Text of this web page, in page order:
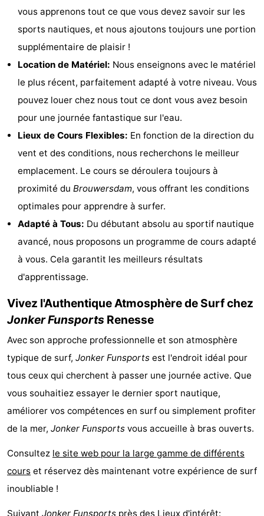
Haamstede
Résidence
Hof
Haamstede
Schouwse
Haert
Wijde
-
Village
Zeeuwse
Haamstede
Hôtels
Voir
faire
d'intérêt
-
Monuments
-
Églises
-
Points
Attractions
vous apprenons tout ce que vous devez savoir sur les
sports nautiques, et nous ajoutons toujours une portion
supplémentaire de plaisir !
Location de Matériel: Nous enseignons avec le matériel
le plus récent, parfaitement adapté à votre niveau. Vous
pouvez louer chez nous tout ce dont vous avez besoin
pour une journée fantastique sur l'eau.
Lieux de Cours Flexibles: En fonction de la direction du
vent et des conditions, nous recherchons le meilleur
emplacement. Le cours se déroulera toujours à
proximité du Brouwersdam, vous offrant les conditions
optimales pour apprendre à surfer.
Adapté à Tous: Du débutant absolu au sportif nautique
avancé, nous proposons un programme de cours adapté
à vous. Cela garantit les meilleurs résultats
d'apprentissage.
Vivez l'Authentique Atmosphère de Surf chez
Jonker Funsports Renesse
Avec son approche professionnelle et son atmosphère
typique de surf, Jonker Funsports est l'endroit idéal pour
tous ceux qui cherchent à passer une journée active. Que
vous souhaitiez essayer le dernier sport nautique,
améliorer vos compétences en surf ou simplement profiter
de la mer, Jonker Funsports vous accueille à bras ouverts.
Consultez le site web pour la large gamme de différents
cours et réservez dès maintenant votre expérience de surf
inoubliable !
Suivant Jonker Funsports près des Lieux d'intérêt: